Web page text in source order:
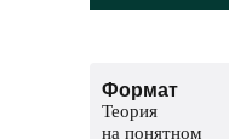
Формат
Теория
на понятном